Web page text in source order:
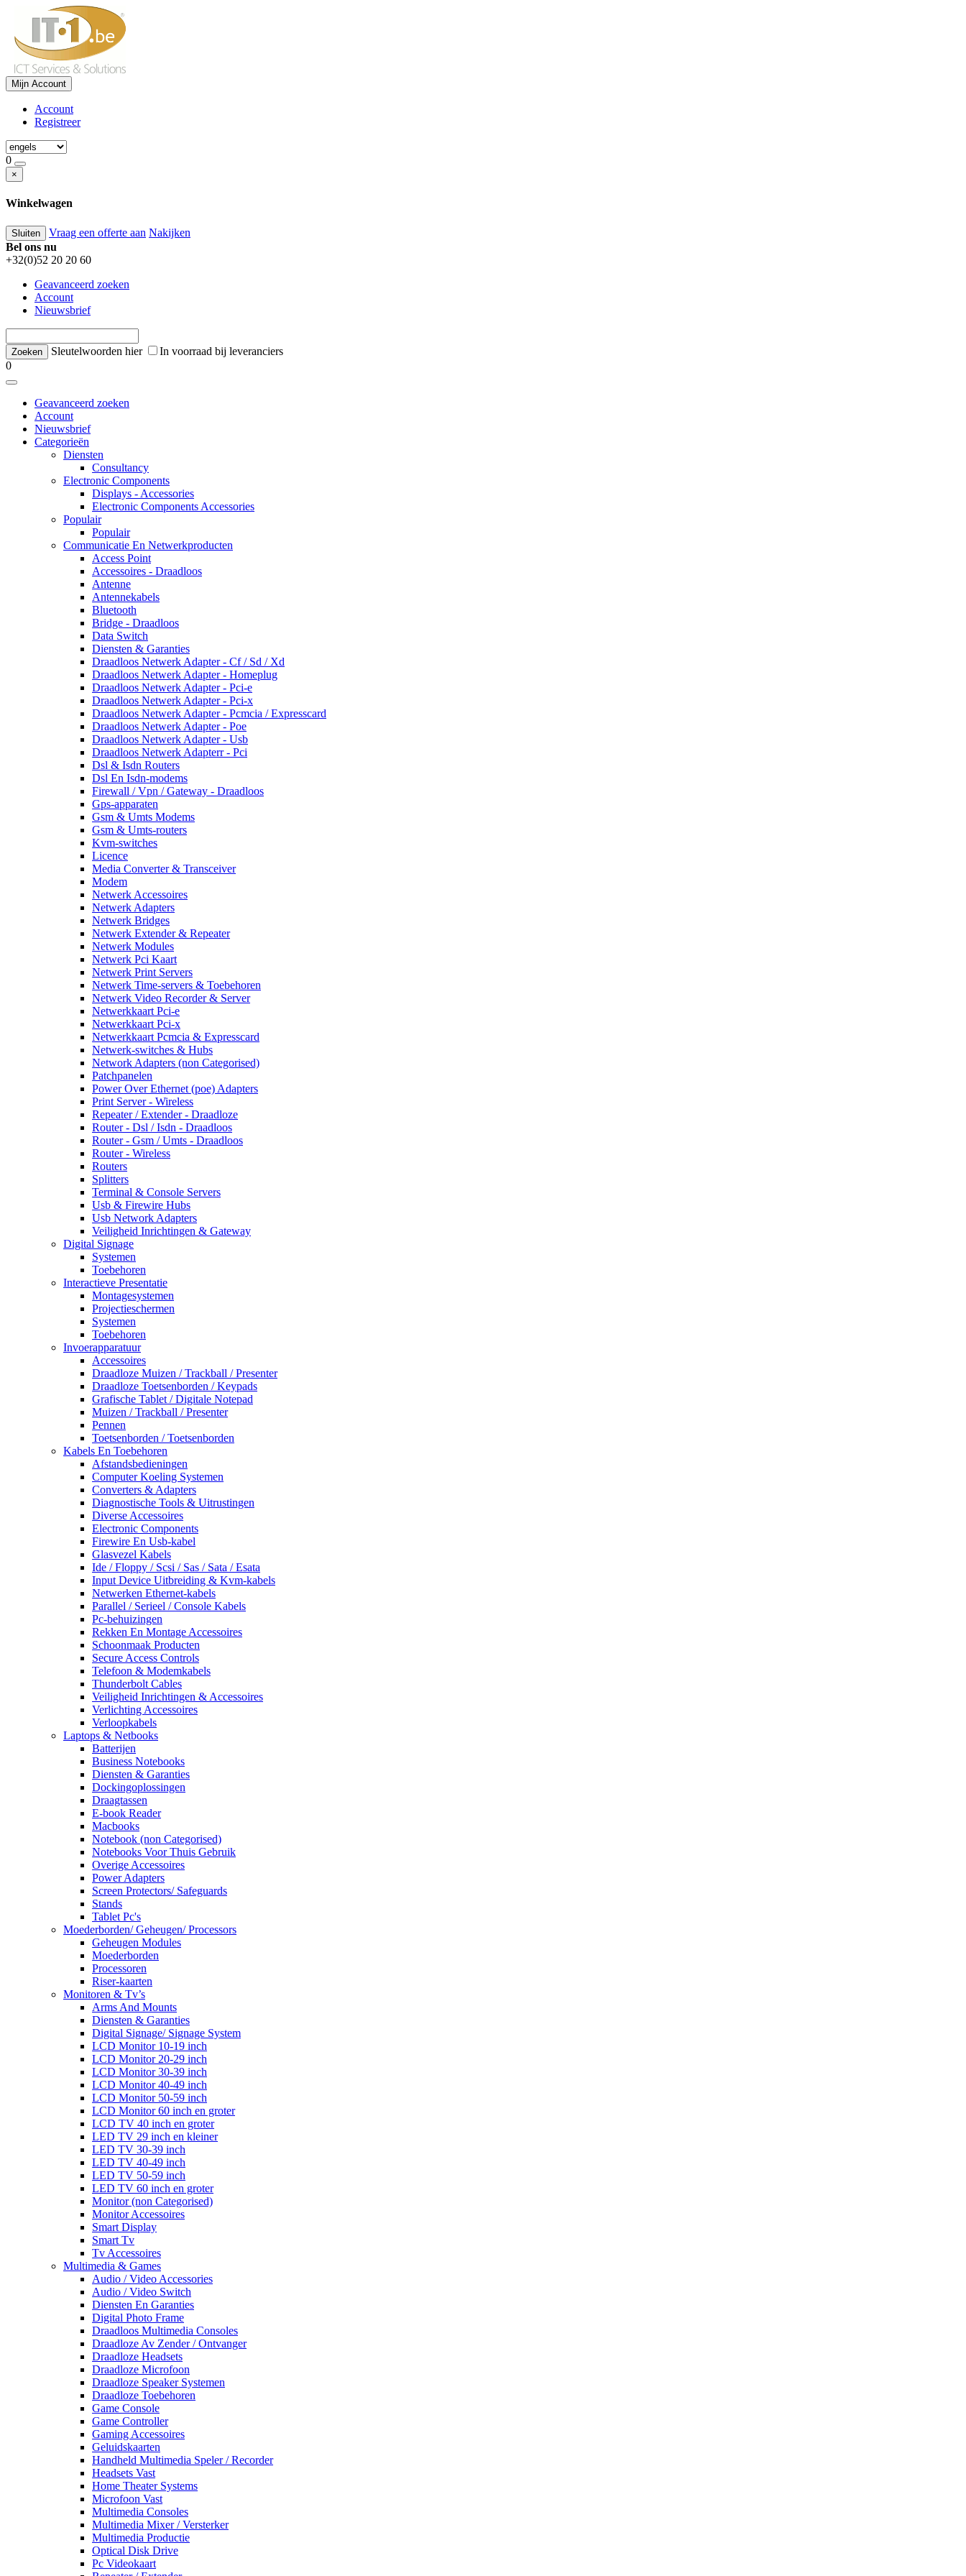
Mijn Account
Account
Registreer
0
×
Winkelwagen
Sluiten Vraag een offerte aan Nakijken
Bel ons nu
+32(0)52 20 20 60
Geavanceerd zoeken
Account
Nieuwsbrief
Sleutelwoorden hier
In voorraad bij leveranciers
0
Geavanceerd zoeken
Account
Nieuwsbrief
Categorieën
Diensten
Consultancy
Electronic Components
Displays - Accessories
Electronic Components Accessories
Populair
Populair
Communicatie En Netwerkproducten
Access Point
Accessoires - Draadloos
Antenne
Antennekabels
Bluetooth
Bridge - Draadloos
Data Switch
Diensten & Garanties
Draadloos Netwerk Adapter - Cf / Sd / Xd
Draadloos Netwerk Adapter - Homeplug
Draadloos Netwerk Adapter - Pci-e
Draadloos Netwerk Adapter - Pci-x
Draadloos Netwerk Adapter - Pcmcia / Expresscard
Draadloos Netwerk Adapter - Poe
Draadloos Netwerk Adapter - Usb
Draadloos Netwerk Adapterr - Pci
Dsl & Isdn Routers
Dsl En Isdn-modems
Firewall / Vpn / Gateway - Draadloos
Gps-apparaten
Gsm & Umts Modems
Gsm & Umts-routers
Kvm-switches
Licence
Media Converter & Transceiver
Modem
Netwerk Accessoires
Netwerk Adapters
Netwerk Bridges
Netwerk Extender & Repeater
Netwerk Modules
Netwerk Pci Kaart
Netwerk Print Servers
Netwerk Time-servers & Toebehoren
Netwerk Video Recorder & Server
Netwerkkaart Pci-e
Netwerkkaart Pci-x
Netwerkkaart Pcmcia & Expresscard
Netwerk-switches & Hubs
Network Adapters (non Categorised)
Patchpanelen
Power Over Ethernet (poe) Adapters
Print Server - Wireless
Repeater / Extender - Draadloze
Router - Dsl / Isdn - Draadloos
Router - Gsm / Umts - Draadloos
Router - Wireless
Routers
Splitters
Terminal & Console Servers
Usb & Firewire Hubs
Usb Network Adapters
Veiligheid Inrichtingen & Gateway
Digital Signage
Systemen
Toebehoren
Interactieve Presentatie
Montagesystemen
Projectieschermen
Systemen
Toebehoren
Invoerapparatuur
Accessoires
Draadloze Muizen / Trackball / Presenter
Draadloze Toetsenborden / Keypads
Grafische Tablet / Digitale Notepad
Muizen / Trackball / Presenter
Pennen
Toetsenborden / Toetsenborden
Kabels En Toebehoren
Afstandsbedieningen
Computer Koeling Systemen
Converters & Adapters
Diagnostische Tools & Uitrustingen
Diverse Accessoires
Electronic Components
Firewire En Usb-kabel
Glasvezel Kabels
Ide / Floppy / Scsi / Sas / Sata / Esata
Input Device Uitbreiding & Kvm-kabels
Netwerken Ethernet-kabels
Parallel / Serieel / Console Kabels
Pc-behuizingen
Rekken En Montage Accessoires
Schoonmaak Producten
Secure Access Controls
Telefoon & Modemkabels
Thunderbolt Cables
Veiligheid Inrichtingen & Accessoires
Verlichting Accessoires
Verloopkabels
Laptops & Netbooks
Batterijen
Business Notebooks
Diensten & Garanties
Dockingoplossingen
Draagtassen
E-book Reader
Macbooks
Notebook (non Categorised)
Notebooks Voor Thuis Gebruik
Overige Accessoires
Power Adapters
Screen Protectors/ Safeguards
Stands
Tablet Pc's
Moederborden/ Geheugen/ Processors
Geheugen Modules
Moederborden
Processoren
Riser-kaarten
Monitoren & Tv’s
Arms And Mounts
Diensten & Garanties
Digital Signage/ Signage System
LCD Monitor 10-19 inch
LCD Monitor 20-29 inch
LCD Monitor 30-39 inch
LCD Monitor 40-49 inch
LCD Monitor 50-59 inch
LCD Monitor 60 inch en groter
LCD TV 40 inch en groter
LED TV 29 inch en kleiner
LED TV 30-39 inch
LED TV 40-49 inch
LED TV 50-59 inch
LED TV 60 inch en groter
Monitor (non Categorised)
Monitor Accessoires
Smart Display
Smart Tv
Tv Accessoires
Multimedia & Games
Audio / Video Accessories
Audio / Video Switch
Diensten En Garanties
Digital Photo Frame
Draadloos Multimedia Consoles
Draadloze Av Zender / Ontvanger
Draadloze Headsets
Draadloze Microfoon
Draadloze Speaker Systemen
Draadloze Toebehoren
Game Console
Game Controller
Gaming Accessoires
Geluidskaarten
Handheld Multimedia Speler / Recorder
Headsets Vast
Home Theater Systems
Microfoon Vast
Multimedia Consoles
Multimedia Mixer / Versterker
Multimedia Productie
Optical Disk Drive
Pc Videokaart